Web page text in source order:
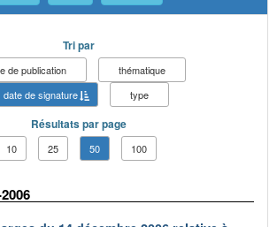
Tri par
de publication
thématique
date de signature
type
Résultats par page
10 25 50 100